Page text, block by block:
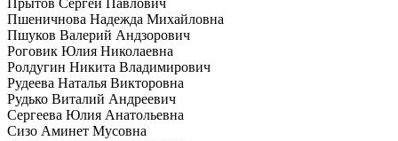
Пшеничнова Надежда Михайловна
Пшуков Валерий Андзорович
Роговик Юлия Николаевна
Ролдугин Никита Владимирович
Рудеева Наталья Викторовна
Рудько Виталий Андреевич
Сергеева Юлия Анатольевна
Сизо Аминет Мусовна